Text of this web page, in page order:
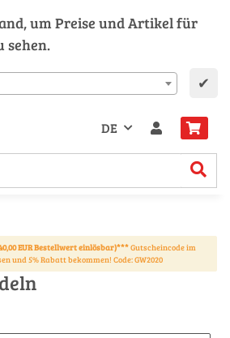
um Preise und Artikel für
sehen.
✔
DE
EUR Bestellwert einlösbar)***Gutscheincode im
und 5% Rabatt bekommen! Code: GW2020